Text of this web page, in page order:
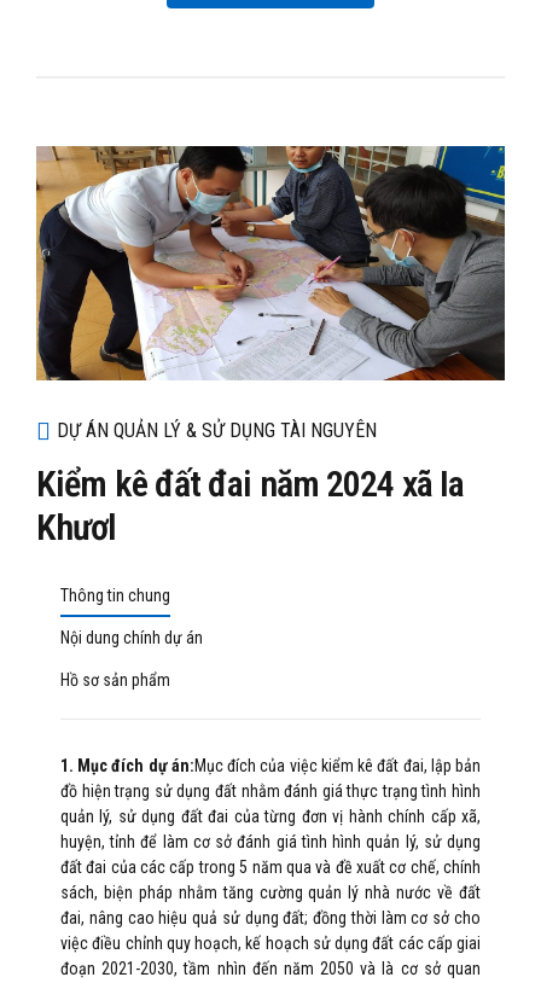
DỰ ÁN QUẢN LÝ & SỬ DỤNG TÀI NGUYÊN
Kiểm kê đất đai năm 2024 xã Ia
Khươl
Thông tin chung
Nội dung chính dự án
Hồ sơ sản phẩm
1. Mục đích dự án:Mục đích của việc kiểm kê đất đai, lập bản
đồ hiện trạng sử dụng đất nhằm đánh giá thực trạng tình hình
quản lý, sử dụng đất đai của từng đơn vị hành chính cấp xã,
huyện, tỉnh để làm cơ sở đánh giá tình hình quản lý, sử dụng
đất đai của các cấp trong 5 năm qua và đề xuất cơ chế, chính
sách, biện pháp nhằm tăng cường quản lý nhà nước về đất
đai, nâng cao hiệu quả sử dụng đất; đồng thời làm cơ sở cho
việc điều chỉnh quy hoạch, kế hoạch sử dụng đất các cấp giai
đoạn 2021-2030, tầm nhìn đến năm 2050 và là cơ sở quan